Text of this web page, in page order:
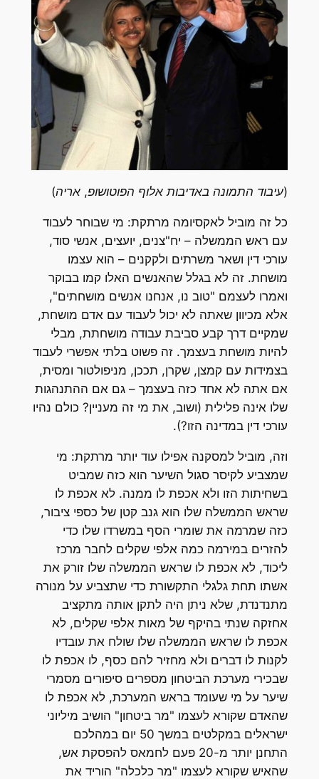
(עיבוד התמונה באדיבות אלוף הפוטושופ, אריה)
כל זה מוביל לאקסיומה מרתקת: מי שבוחר לעבוד
עם ראש הממשלה – יח"צנים, יועצים, אנשי סוד,
עורכי דין ושאר משרתים ולקקנים – הוא עצמו
מושחת. זה לא בגלל שהאנשים האלו קמו בבוקר
ואמרו לעצמם "טוב נו, אנחנו אנשים מושחתים",
אלא מכיוון שאתה לא יכול לעבוד עם אדם מושחת,
שמקיים דרך קבע סביבת עבודה מושחתת, מבלי
להיות מושחת בעצמך. זה פשוט בלתי אפשרי לעבוד
בצמידות עם קמצן, שקרן, תככן, מניפולטור ומסית,
אם אתה לא אחד כזה בעצמך – גם אם ההתנהגות
שלו אינה פלילית (ושוב, את מי זה מעניין? כולם נהיו
עורכי דין במדינה הזו?).
וזה, מוביל למסקנה אפילו עוד יותר מרתקת: מי
שמצביע לקיסר סגול השיער הוא כזה שמביט
בשחיתות הזו ולא אכפת לו ממנה. לא אכפת לו
שראש הממשלה שלו הוא גנב קטן של כספי ציבור,
כזה שמרמה את שומרי הסף במשרדו שלו כדי
להזרים במירמה כמה אלפי שקלים לחבר מרכז
ליכוד, לא אכפת לו שראש הממשלה שלו זורק את
אשתו תחת גלגלי התקשורת כדי שתצביע על מנורה
מתנדנדת, שלא ניתן היה לתקן אותה מתקציב
אחזקה שנתי בהיקף של מאות אלפי שקלים, לא
אכפת לו שראש הממשלה שלו שולח את עובדיו
לקנות לו דברים ולא מחזיר להם כסף, לו אכפת לו
שבכירי מערכת הביטחון מספרים סיפורים מסמרי
שיער על מי שעומד בראש המערכת, לא אכפת לו
שהאדם שקורא לעצמו "מר ביטחון" הושיב מיליוני
ישראלים במקלטים במשך 50 יום במהלכם
התחנן יותר מ-20 פעם לחמאס להפסקת אש,
שהאיש שקורא לעצמו "מר כלכלה" הוריד את